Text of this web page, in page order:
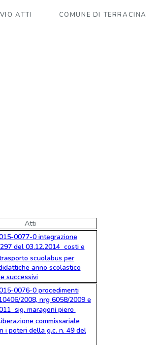
ATTI COMUNE DI TERRACINA
Atti
0077-0 integrazione
del 03.12.2014  costi e
scuolabus per
anno scolastico
successivi
0076-0 procedimenti
2008, nrg 6058/2009 e
 sig. maragoni piero 
commissariale
i poteri della g.c. n. 49 del